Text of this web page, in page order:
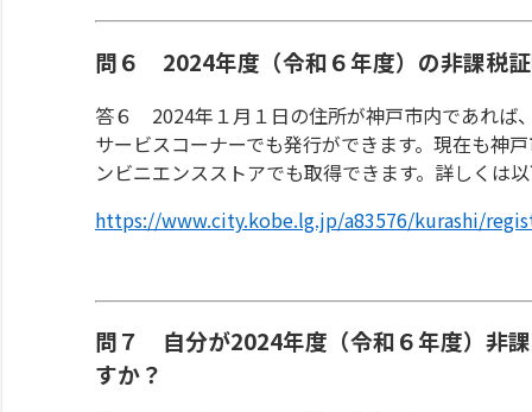
問６ 2024年度（令和６年度）の非課税
答６ 2024年１月１日の住所が神戸市内であれば
サービスコーナーでも発行ができます。現在も神
ンビニエンスストアでも取得できます。詳しくは
https://www.city.kobe.lg.jp/a83576/kurashi/
問７ 自分が2024年度（令和６年度）非
すか？